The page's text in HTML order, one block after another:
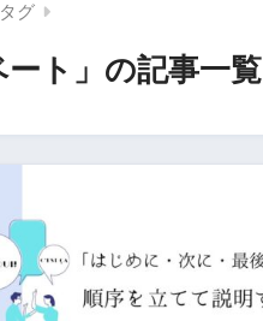
タグ
ート」の記事一覧